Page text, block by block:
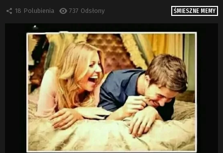
ŚMIESZNE MEMY
18 Polubienia 737 Odsłony